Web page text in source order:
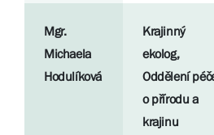
Mgr.
Michaela
Hodulíková
Krajinný
ekolog,
Oddělení
o přírodu a
krajinu